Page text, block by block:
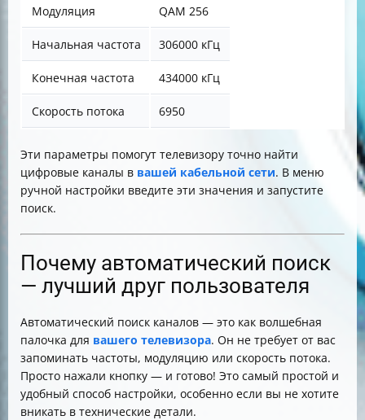
Модуляция QAM 256
Начальная частота 306000 кГц
Конечная частота 434000 кГц
Скорость потока 6950
Эти параметры помогут телевизору точно найти
цифровые каналы в вашей кабельной сети. В меню
ручной настройки введите эти значения и запустите
поиск.
Почему автоматический поиск
— лучший друг пользователя
Автоматический поиск каналов — это как волшебная
палочка для вашего телевизора. Он не требует от вас
запоминать частоты, модуляцию или скорость потока.
Просто нажали кнопку — и готово! Это самый простой и
удобный способ настройки, особенно если вы не хотите
вникать в технические детали.